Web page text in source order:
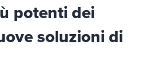
potenti dei
soluzioni di